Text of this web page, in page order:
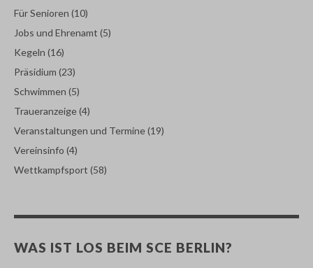
Für Senioren (10)
Jobs und Ehrenamt (5)
Kegeln (16)
Präsidium (23)
Schwimmen (5)
Traueranzeige(4)
Veranstaltungen und Termine(19)
Vereinsinfo (4)
Wettkampfsport (58)
WAS IST LOS BEIM SCE BERLIN?